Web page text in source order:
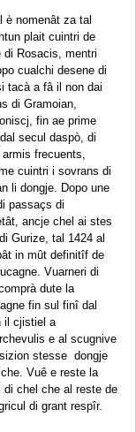
è nomenât za tal
plait cuintri de
di Rosacis, mentri
cualchi desene di
tacà a fâ il non dai
di Gramoian,
fin ae prime
secul daspò, di
frecuents,
cuintri i sovrans di
li dongje. Dopo une
passaçs di
ancje chel ai stes
Gurize, tal 1424 al
in mût definitîf de
Vuarneri di
dute la
fin sul finî dal
il cjistiel a
e al scugnive
stesse dongje
Vuê e reste la
chel che al reste de
di grant respîr.